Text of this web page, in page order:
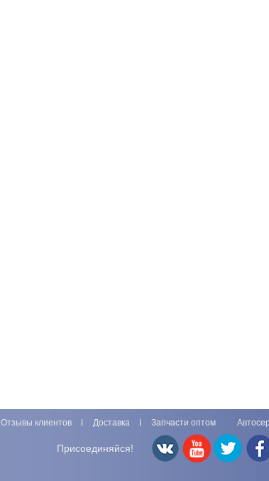
Отзывы клиентов Доставка Запчасти оптом
Присоединяйся!